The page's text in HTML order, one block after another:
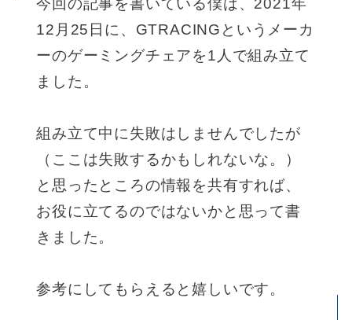
今回の記事を書いている僕は、2021年
12月25日に、GTRACINGというメーカ
ーのゲーミングチェアを1人で組み立て
ました。
組み立て中に失敗はしませんでしたが
（ここは失敗するかもしれないな。）
と思ったところの情報を共有すれば、
お役に立てるのではないかと思って書
きました。
参考にしてもらえると嬉しいです。